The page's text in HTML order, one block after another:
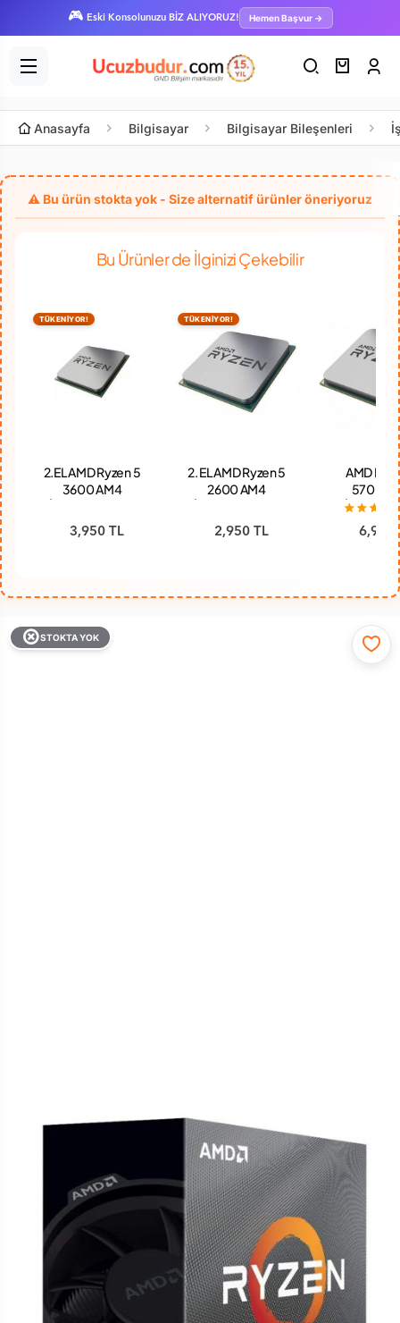
🎮 Eski Konsolunuzu BİZ ALIYORUZ! Hemen Başvur →
Anasayfa Bilgisayar Bilgisayar Bileşenleri
Bu Ürünler de İlginizi Çekebilir
TÜKENİYOR!
2.EL AMD Ryzen 5
3600 AM4
Ay Garanti)
3,950 TL
TÜKENİYOR!
2. EL AMD Ryzen 5
2600 AM4
Ay Garanti)
2,950 TL
AMD
5700
İşlemci -
6,950
STOKTA YOK